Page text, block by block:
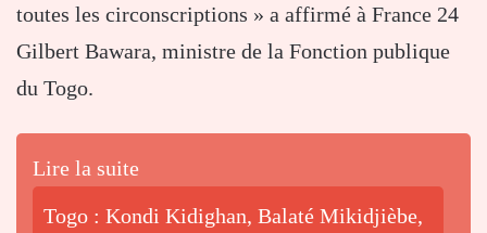
toutes les circonscriptions » a affirmé à France 24
Gilbert Bawara, ministre de la Fonction publique
du Togo.
Lire la suite
Togo : Kondi Kidighan, Balaté Mikidjièbe,